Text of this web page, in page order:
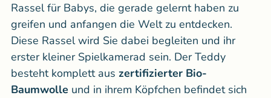
Rassel für Babys, die gerade gelernt haben zu
greifen und anfangen die Welt zu entdecken.
Diese Rassel wird Sie dabei begleiten und ihr
erster kleiner Spielkamerad sein. Der Teddy
besteht komplett aus zertifizierter Bio-
Baumwolle und in ihrem Köpfchen befindet sich